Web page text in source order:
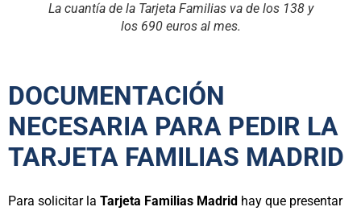
La cuantía de la Tarjeta Familias va de los 138 y
los 690 euros al mes.
DOCUMENTACIÓN
NECESARIA PARA PEDIR LA
TARJETA FAMILIAS MADRID
Para solicitar la Tarjeta Familias Madrid hay que presentar